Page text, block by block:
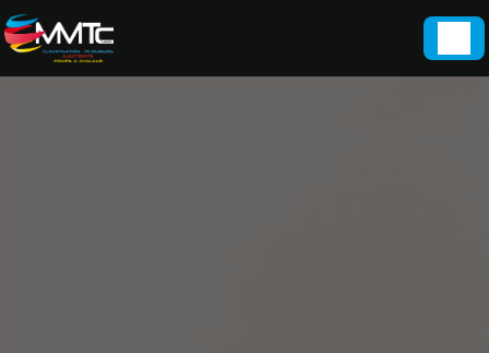
Panneau de gestion des cookies